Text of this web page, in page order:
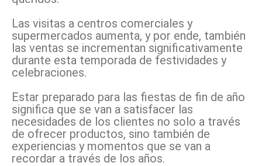
Las visitas a centros comerciales y
supermercados aumenta, y por ende, también
las ventas se incrementan significativamente
durante esta temporada de festividades y
celebraciones.
Estar preparado para las fiestas de fin de año
significa que se van a satisfacer las
necesidades de los clientes no solo a través
de ofrecer productos, sino también de
experiencias y momentos que se van a
recordar a través de los años.